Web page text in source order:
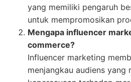
yang memiliki pengaruh
untuk mempromosikan
Mengapa influencer
commerce?
Influencer marketing
menjangkau audiens yang